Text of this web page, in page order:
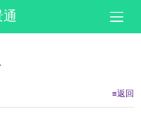
≡返回